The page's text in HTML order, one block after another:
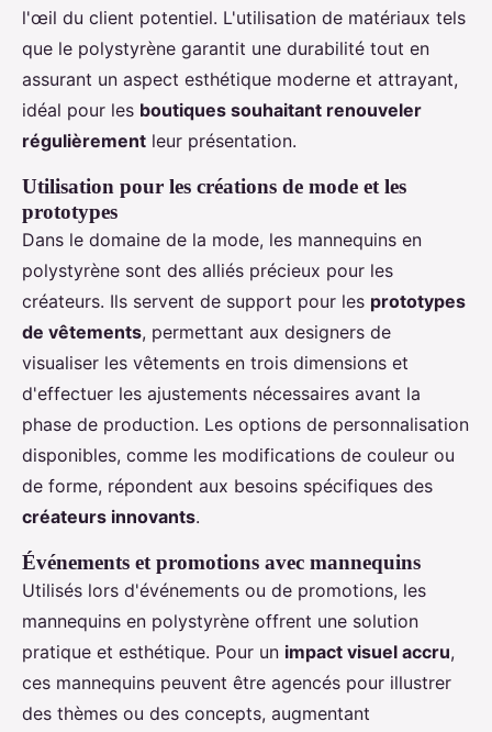
l'œil du client potentiel. L'utilisation de matériaux tels
que le polystyrène garantit une durabilité tout en
assurant un aspect esthétique moderne et attrayant,
idéal pour les boutiques souhaitant renouveler
régulièrement leur présentation.
Utilisation pour les créations de mode et les
prototypes
Dans le domaine de la mode, les mannequins en
polystyrène sont des alliés précieux pour les
créateurs. Ils servent de support pour les prototypes
de vêtements, permettant aux designers de
visualiser les vêtements en trois dimensions et
d'effectuer les ajustements nécessaires avant la
phase de production. Les options de personnalisation
disponibles, comme les modifications de couleur ou
de forme, répondent aux besoins spécifiques des
créateurs innovants.
Événements et promotions avec mannequins
Utilisés lors d'événements ou de promotions, les
mannequins en polystyrène offrent une solution
pratique et esthétique. Pour un impact visuel accru,
ces mannequins peuvent être agencés pour illustrer
des thèmes ou des concepts, augmentant